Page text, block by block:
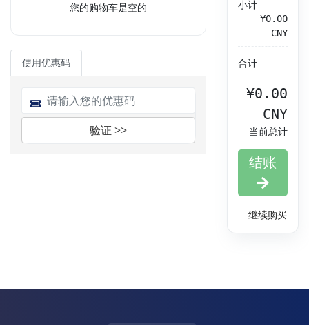
您的购物车是空的
使用优惠码
验证 >>
小计
¥0.00
CNY
合计
¥0.00
CNY
当前总计
结账
继续购买